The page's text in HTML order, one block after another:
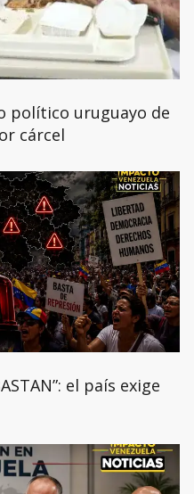
político uruguayo de
cárcel
el país exige